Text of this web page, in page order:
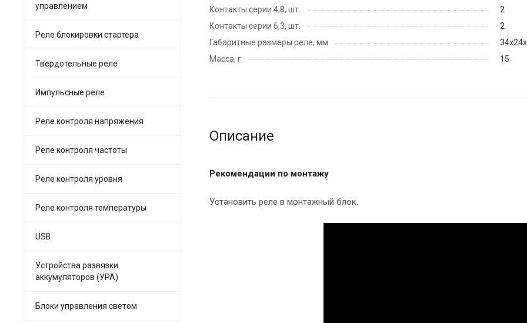
Контакты серии 4,8, шт.
2
Контакты серии 6,3, шт.
2
Габаритные размеры реле, мм
Масса, г
15
Описание
Рекомендации по монтажу
Установить реле в монтажный блок.
управлением
Реле блокировки стартера
Твердотельные реле
Импульсные реле
Реле контроля напряжения
Реле контроля частоты
Реле контроля уровня
Реле контроля температуры
USB
Устройства развязки
аккумуляторов (УРА)
Блоки управления светом